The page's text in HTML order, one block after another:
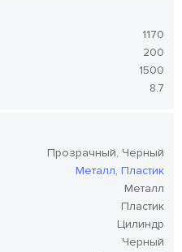
1170
200
1500
8.7
Прозрачный, Черный
Металл, Пластик
Металл
Пластик
Цилиндр
Черный